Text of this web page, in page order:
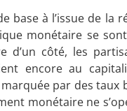
base à l’issue de la
monétaire se
d’un côté, les
encore au
par des taux
monétaire ne